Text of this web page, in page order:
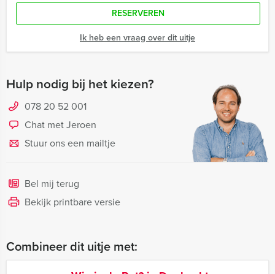
RESERVEREN
Ik heb een vraag over dit uitje
Hulp nodig bij het kiezen?
078 20 52 001
Chat met Jeroen
Stuur ons een mailtje
Bel mij terug
Bekijk printbare versie
Combineer dit uitje met: